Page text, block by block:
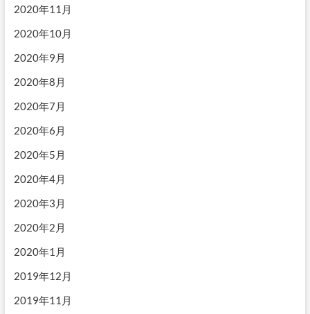
2020年11月
2020年10月
2020年9月
2020年8月
2020年7月
2020年6月
2020年5月
2020年4月
2020年3月
2020年2月
2020年1月
2019年12月
2019年11月